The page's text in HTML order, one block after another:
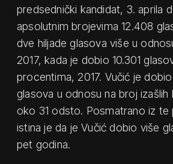
predsednički kandidat, 3. aprila
apsolutnim brojevima 12.408
dve hiljade glasova više u
2017, kada je dobio 10.301
procentima, 2017. Vučić je
glasova u odnosu na broj izašlih
oko 31 odsto. Posmatrano iz te
istina je da je Vučić dobio više
pet godina.